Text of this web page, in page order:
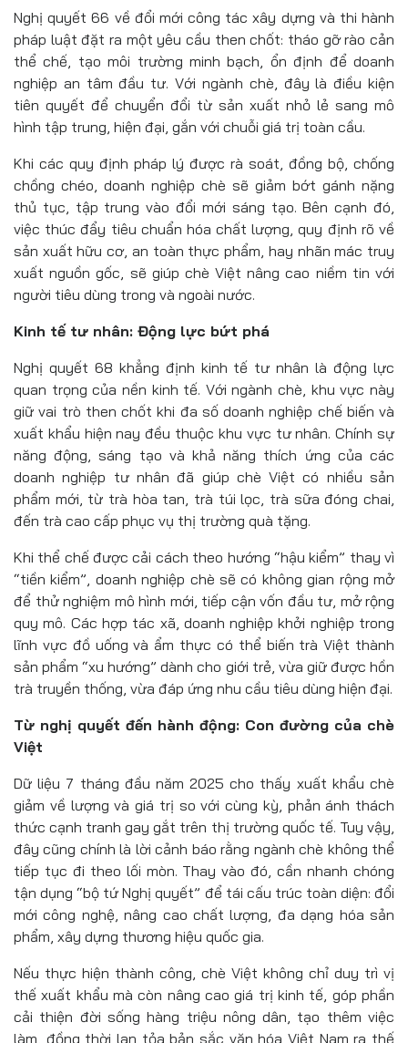
Nghị quyết 66 về đổi mới công tác xây dựng và thi hành
pháp luật đặt ra một yêu cầu then chốt: tháo gỡ rào cản
thể chế, tạo môi trường minh bạch, ổn định để doanh
nghiệp an tâm đầu tư. Với ngành chè, đây là điều kiện
tiên quyết để chuyển đổi từ sản xuất nhỏ lẻ sang mô
hình tập trung, hiện đại, gắn với chuỗi giá trị toàn cầu.
Khi các quy định pháp lý được rà soát, đồng bộ, chống
chồng chéo, doanh nghiệp chè sẽ giảm bớt gánh nặng
thủ tục, tập trung vào đổi mới sáng tạo. Bên cạnh đó,
việc thúc đẩy tiêu chuẩn hóa chất lượng, quy định rõ về
sản xuất hữu cơ, an toàn thực phẩm, hay nhãn mác truy
xuất nguồn gốc, sẽ giúp chè Việt nâng cao niềm tin với
người tiêu dùng trong và ngoài nước.
Kinh tế tư nhân: Động lực bứt phá
Nghị quyết 68 khẳng định kinh tế tư nhân là động lực
quan trọng của nền kinh tế. Với ngành chè, khu vực này
giữ vai trò then chốt khi đa số doanh nghiệp chế biến và
xuất khẩu hiện nay đều thuộc khu vực tư nhân. Chính sự
năng động, sáng tạo và khả năng thích ứng của các
doanh nghiệp tư nhân đã giúp chè Việt có nhiều sản
phẩm mới, từ trà hòa tan, trà túi lọc, trà sữa đóng chai,
đến trà cao cấp phục vụ thị trường quà tặng.
Khi thể chế được cải cách theo hướng “hậu kiểm” thay vì
“tiền kiểm”, doanh nghiệp chè sẽ có không gian rộng mở
để thử nghiệm mô hình mới, tiếp cận vốn đầu tư, mở rộng
quy mô. Các hợp tác xã, doanh nghiệp khởi nghiệp trong
lĩnh vực đồ uống và ẩm thực có thể biến trà Việt thành
sản phẩm “xu hướng” dành cho giới trẻ, vừa giữ được hồn
trà truyền thống, vừa đáp ứng nhu cầu tiêu dùng hiện đại.
Từ nghị quyết đến hành động: Con đường của chè
Việt
Dữ liệu 7 tháng đầu năm 2025 cho thấy xuất khẩu chè
giảm về lượng và giá trị so với cùng kỳ, phản ánh thách
thức cạnh tranh gay gắt trên thị trường quốc tế. Tuy vậy,
đây cũng chính là lời cảnh báo rằng ngành chè không thể
tiếp tục đi theo lối mòn. Thay vào đó, cần nhanh chóng
tận dụng “bộ tứ Nghị quyết” để tái cấu trúc toàn diện: đổi
mới công nghệ, nâng cao chất lượng, đa dạng hóa sản
phẩm, xây dựng thương hiệu quốc gia.
Nếu thực hiện thành công, chè Việt không chỉ duy trì vị
thế xuất khẩu mà còn nâng cao giá trị kinh tế, góp phần
cải thiện đời sống hàng triệu nông dân, tạo thêm việc
làm, đồng thời lan tỏa bản sắc văn hóa Việt Nam ra thế